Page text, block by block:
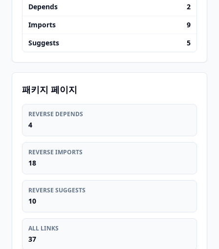
Depends
2
Imports
9
Suggests
5
패키지 페이지
REVERSE DEPENDS
4
REVERSE IMPORTS
18
REVERSE SUGGESTS
10
ALL LINKS
37